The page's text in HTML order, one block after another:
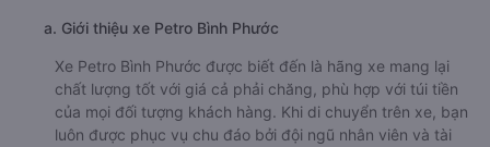
a. Giới thiệu xe Petro Bình Phước
Xe Petro Bình Phước được biết đến là hãng xe mang lại
chất lượng tốt với giá cả phải chăng, phù hợp với túi tiền
của mọi đối tượng khách hàng. Khi di chuyển trên xe, bạn
luôn được phục vụ chu đáo bởi đội ngũ nhân viên và tài